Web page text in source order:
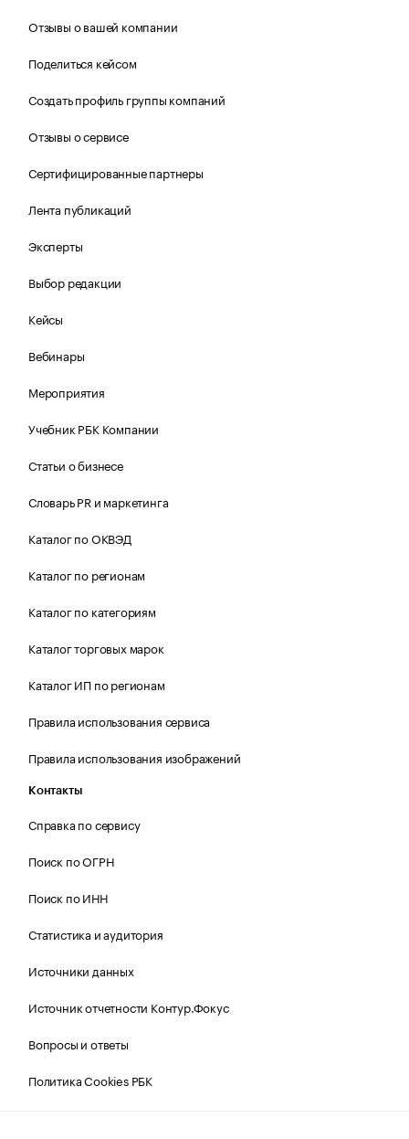
Отзывы о вашей компании
Поделиться кейсом
Создать профиль группы компаний
Отзывы о сервисе
Сертифицированные партнеры
Лента публикаций
Эксперты
Выбор редакции
Кейсы
Вебинары
Мероприятия
Учебник РБК Компании
Статьи о бизнесе
Словарь PR и маркетинга
Каталог по ОКВЭД
Каталог по регионам
Каталог по категориям
Каталог торговых марок
Каталог ИП по регионам
Правила использования сервиса
Правила использования изображений
Контакты
Справка по сервису
Поиск по ОГРН
Поиск по ИНН
Статистика и аудитория
Источники данных
Источник отчетности Контур.Фокус
Вопросы и ответы
Политика Cookies РБК